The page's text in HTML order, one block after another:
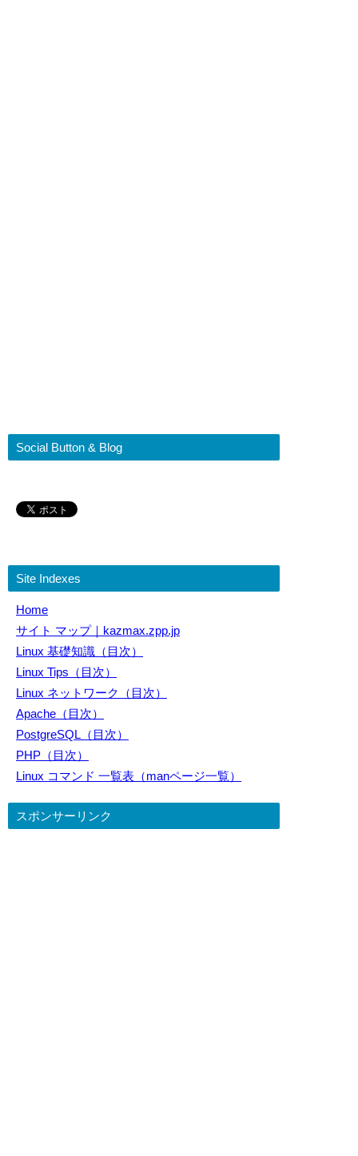
Social Button & Blog
Site Indexes
Home
サイト マップ｜kazmax.zpp.jp
Linux 基礎知識（目次）
Linux Tips（目次）
Linux ネットワーク（目次）
Apache（目次）
PostgreSQL（目次）
PHP（目次）
Linux コマンド 一覧表（manページ一覧）
スポンサーリンク